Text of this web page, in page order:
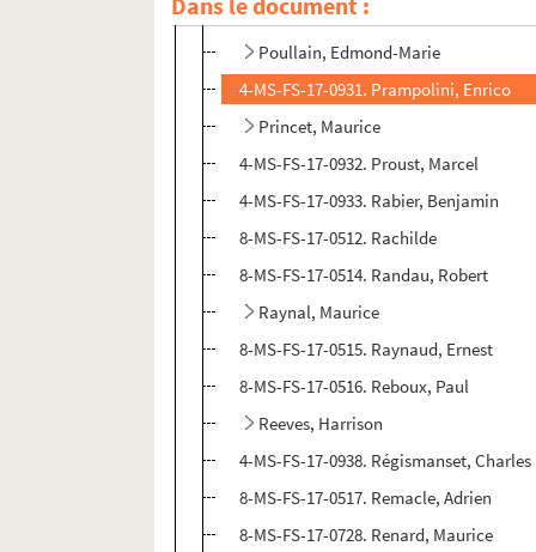
Poulenc, Francis
Poullain, Edmond-Marie
4-MS-FS-17-0931. Prampolini, Enrico
Princet, Maurice
4-MS-FS-17-0932. Proust, Marcel
4-MS-FS-17-0933. Rabier, Benjamin
8-MS-FS-17-0512. Rachilde
8-MS-FS-17-0514. Randau, Robert
Raynal, Maurice
8-MS-FS-17-0515. Raynaud, Ernest
8-MS-FS-17-0516. Reboux, Paul
Reeves, Harrison
4-MS-FS-17-0938. Régismanset, Charles
8-MS-FS-17-0517. Remacle, Adrien
8-MS-FS-17-0728. Renard, Maurice